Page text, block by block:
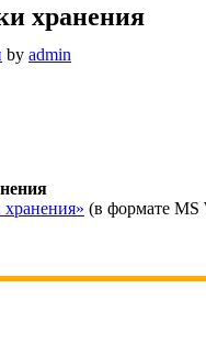
хранения
by admin
хранения» (в формате MS